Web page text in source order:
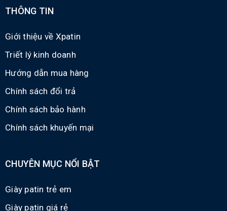
THÔNG TIN
Giới thiệu về Xpatin
Triết lý kinh doanh
Hướng dẫn mua hàng
Chính sách đổi trả
Chính sách bảo hành
Chính sách khuyến mại
CHUYÊN MỤC NỔI BẬT
Giày patin trẻ em
Giày patin giá rẻ